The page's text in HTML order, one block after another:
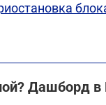
Дашборд в